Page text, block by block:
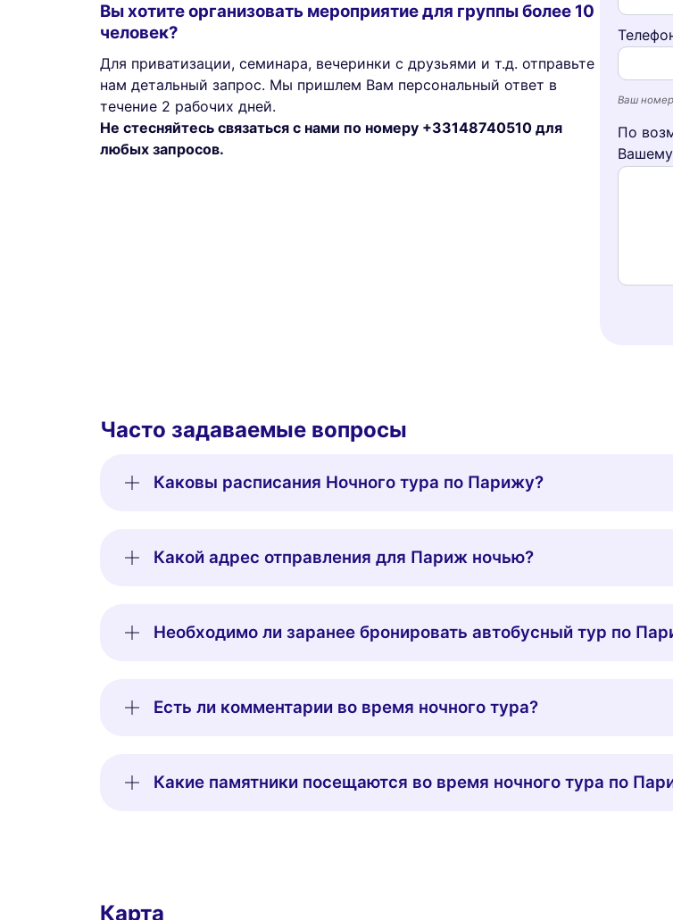
Вы хотите организовать мероприятие для группы более 10
человек?
Для приватизации, семинара, вечеринки с друзьями и т.д. отправьте
нам детальный запрос. Мы пришлем Вам персональный ответ в
течение 2 рабочих дней.
Не стесняйтесь связаться с нами по номеру +33148740510 для
любых запросов.
Ваш номер
По
Часто задаваемые вопросы
Каковы расписания Ночного тура по Парижу?
Какой адрес отправления для Париж ночью?
Необходимо ли заранее бронировать автобусный тур по
Есть ли комментарии во время ночного тура?
Какие памятники посещаются во время ночного тура по
Карта